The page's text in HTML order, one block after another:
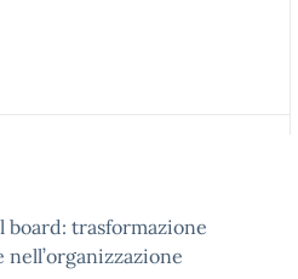
board: trasformazione